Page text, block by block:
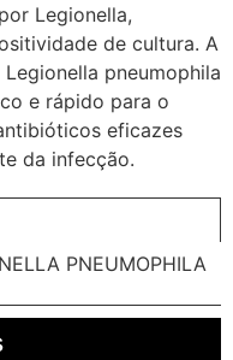
Legionella,
de cultura. A
pneumophila
e rápido para o
eficazes
da infecção.
PNEUMOPHILA